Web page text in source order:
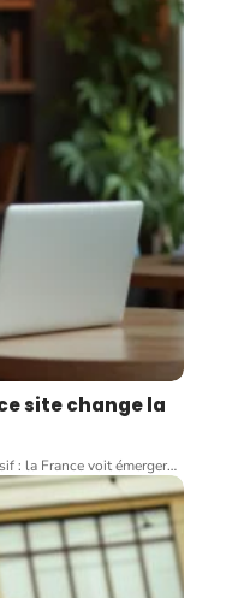
site change la
: la France voit émerger…